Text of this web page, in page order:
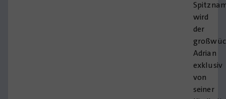
wird
der
Adrian
exklusiv
von
seiner